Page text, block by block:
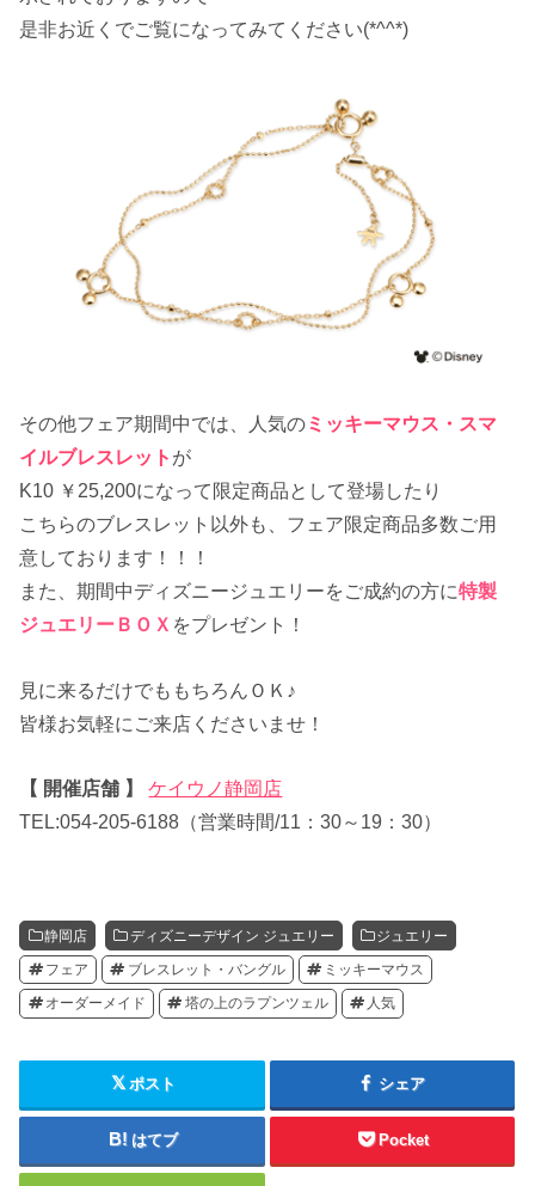
是非お近くでご覧になってみてください(*^^*)
その他フェア期間中では、人気のミッキーマウス・スマ
イルブレスレット が
K10 ￥25,200になって限定商品として登場したり
こちらのブレスレット以外も、フェア限定商品多数ご用
意しております！！！
また、期間中ディズニージュエリーをご成約の方に特製
ジュエリーＢＯＸ をプレゼント！
見に来るだけでももちろんＯＫ♪
皆様お気軽にご来店くださいませ！
【 開催店舗 】
ケイウノ静岡店
TEL:054-205-6188（営業時間/11：30～19：30）
静岡店 ディズニーデザイン ジュエリー ジュエリー
フェア ブレスレット・バングル ミッキーマウス
オーダーメイド 塔の上のラプンツェル 人気
ポスト シェア
はてブ Pocket